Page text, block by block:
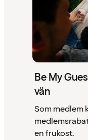
Be My
vän
Som medlem
en frukost.